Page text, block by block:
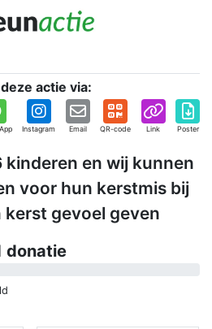
actie via:
Instagram Email QR-code Link Poster
kinderen en wij kunnen
voor hun kerstmis bij
kerst gevoel geven
donatie